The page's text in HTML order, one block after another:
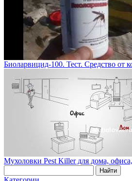
Биоларвицид-100. Тест. Средство от
Мухоловки Pest Killer для дома,